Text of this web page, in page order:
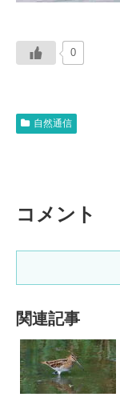
0
自然通信
コメント
関連記事